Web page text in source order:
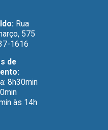
Rua
575
1616
de
8h30min
às 14h